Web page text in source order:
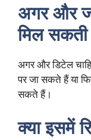
अगर और
मिल
अगर और डिटेल
पर जा सकते हैं या
सकते हैं।
क्या इसमें